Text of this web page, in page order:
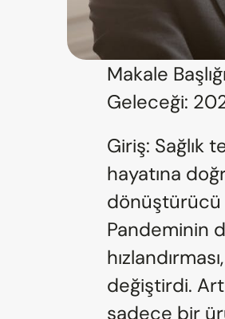
Makale
Geleceği:
Giriş: Sağlık
hayatına
dönüştürücü
Pandeminin
değiştirdi.
sadece bir